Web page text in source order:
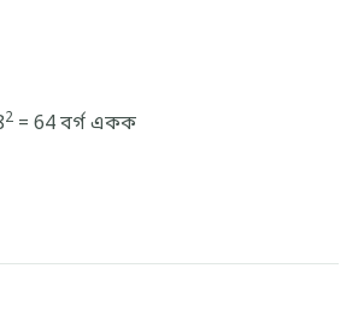
2 = 64 বর্গ একক